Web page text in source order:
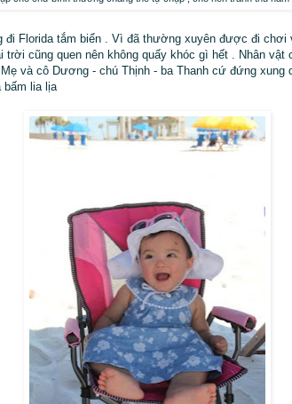
đi Florida tắm biển . Vì đã thường xuyên được đi chơi
trời cũng quen nên không quấy khóc gì hết . Nhân
và cô Dương - chú Thịnh - ba Thanh cứ đứng xung
lia lịa